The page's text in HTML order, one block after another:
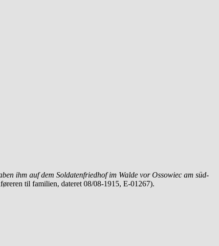
ihm auf dem Soldatenfriedhof im Walde vor Ossowiec am süd-
til familien, dateret 08/08-1915, E-01267).